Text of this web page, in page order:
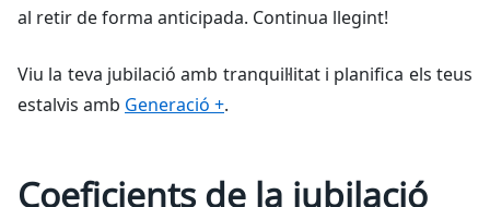
al retir de forma anticipada. Continua llegint!
Viu la teva jubilació amb tranquil·litat i planifica els teus
estalvis amb Generació +.
Coeficients de la jubilació